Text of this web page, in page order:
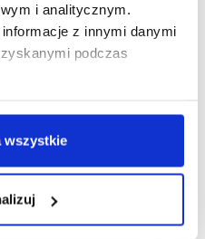
i analitycznym.
z innymi danymi
podczas
wszystkie
wystartowała. Wybierz kierunek
KIMŚ z ANS w Elblągu!
– wykłady dla seniorów w ANS w